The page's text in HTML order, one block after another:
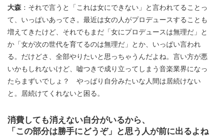
大森 ：それで言うと「これは女にできない」と言われてることっ
て、いっぱいあってさ。最近は女の人がプロデュースすることも
増えてきたけど、それでもまだ「女にプロデュースは無理だ」と
か「女が次の世代を育てるのは無理だ」とか、いっぱい言われ
る。だけどさ、全部やりたいと思っちゃうんだよね。言い方が悪
いかもしれないけど、嘘つきで成り立ってしまう音楽業界になっ
たらまずいでしょ？ やっぱり自分みたいな人間は居続けない
と。居続けてくれないと困る。
消費しても消えない自分がいるから、
「この部分は勝手にどうぞ」と思う人が前に出るよね